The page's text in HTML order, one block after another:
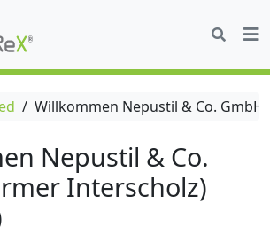
/ Willkommen Nepustil & Co.
Nepustil & Co.
Interscholz)